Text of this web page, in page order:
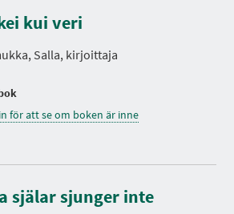
kui veri
Salla, kirjoittaja
för att se om boken är inne
själar sjunger inte